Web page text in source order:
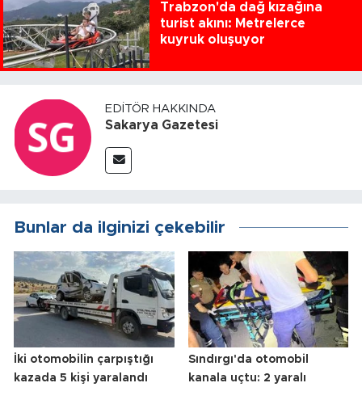
Trabzon'da dağ kızağına
turist akını: Metrelerce
kuyruk oluşuyor
EDITÖR HAKKINDA
Sakarya Gazetesi
Bunlar da ilginizi çekebilir
İki otomobilin çarpıştığı
kazada 5 kişi yaralandı
Sındırgı'da otomobil
kanala uçtu: 2 yaralı